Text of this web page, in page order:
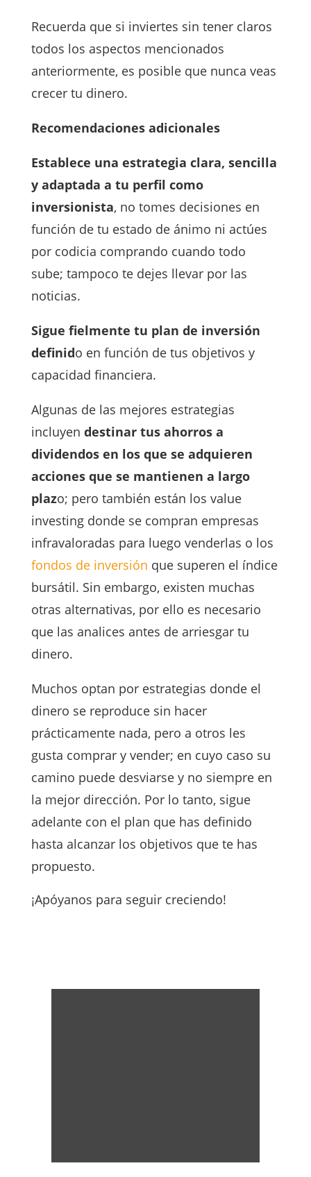
Recuerda que si inviertes sin tener claros
todos los aspectos mencionados
anteriormente, es posible que nunca veas
crecer tu dinero.
Recomendaciones adicionales
Establece una estrategia clara, sencilla
y adaptada a tu perfil como
inversionista, no tomes decisiones en
función de tu estado de ánimo ni actúes
por codicia comprando cuando todo
sube; tampoco te dejes llevar por las
noticias.
Sigue fielmente tu plan de inversión
definido en función de tus objetivos y
capacidad financiera.
Algunas de las mejores estrategias
incluyen destinar tus ahorros a
dividendos en los que se adquieren
acciones que se mantienen a largo
plazo; pero también están los value
investing donde se compran empresas
infravaloradas para luego venderlas o los
fondos de inversión que superen el índice
bursátil. Sin embargo, existen muchas
otras alternativas, por ello es necesario
que las analices antes de arriesgar tu
dinero.
Muchos optan por estrategias donde el
dinero se reproduce sin hacer
prácticamente nada, pero a otros les
gusta comprar y vender; en cuyo caso su
camino puede desviarse y no siempre en
la mejor dirección. Por lo tanto, sigue
adelante con el plan que has definido
hasta alcanzar los objetivos que te has
propuesto.
¡Apóyanos para seguir creciendo!